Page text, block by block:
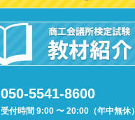
050-5541-8600
受付時間 9:00 〜 20:00（年中無休）